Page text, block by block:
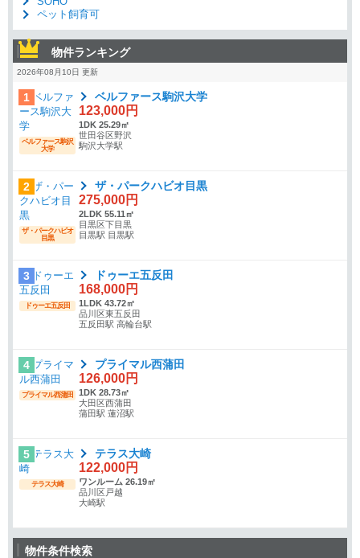
ペット飼育可
物件ランキング
2026年08月10日 更新
1
ベルファース駒沢
大学
ベルファース駒沢大学
123,000円
1DK 25.29㎡
世田谷区野沢
駒沢大学駅
2
ザ・パークハビオ
目黒
ザ・パークハビオ目黒
275,000円
2LDK 55.11㎡
目黒区下目黒
目黒駅 目黒駅
3
ドゥーエ五反田
ドゥーエ五反田
168,000円
1LDK 43.72㎡
品川区東五反田
五反田駅 高輪台駅
4
プライマル西蒲田
プライマル西蒲田
126,000円
1DK 28.73㎡
大田区西蒲田
蒲田駅 蓮沼駅
5
テラス大崎
テラス大崎
122,000円
ワンルーム 26.19㎡
品川区戸越
大崎駅
物件条件検索